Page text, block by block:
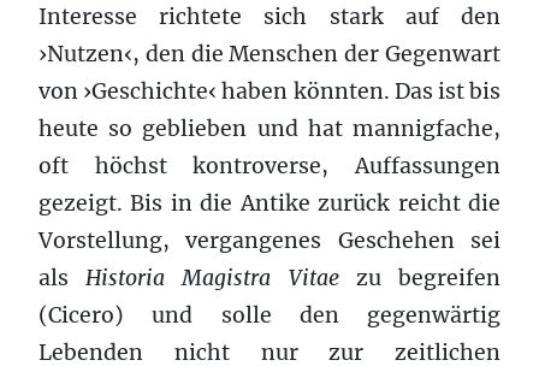
Interesse richtete sich stark auf den
›Nutzen‹, den die Menschen der Gegenwart
von ›Geschichte‹ haben könnten. Das ist bis
heute so geblieben und hat mannigfache,
oft höchst kontroverse, Auffassungen
gezeigt. Bis in die Antike zurück reicht die
Vorstellung, vergangenes Geschehen sei
alsHistoria Magistra Vitaezu begreifen
(Cicero) und solle den gegenwärtig
Lebenden nicht nur zur zeitlichen